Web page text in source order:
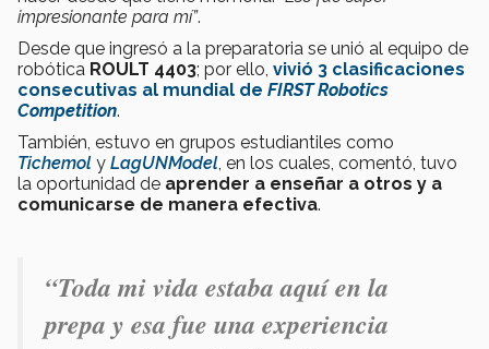
impresionante para mí”.
Desde que ingresó a la preparatoria se unió al equipo de
robótica ROULT 4403; por ello, vivió 3 clasificaciones
consecutivas al mundial de FIRST Robotics
Competition.
También, estuvo en grupos estudiantiles como
Tichemol y LagUNModel, en los cuales, comentó, tuvo
la oportunidad de aprender a enseñar a otros y a
comunicarse de manera efectiva.
“Toda mi vida estaba aquí en la
prepa y esa fue una experiencia